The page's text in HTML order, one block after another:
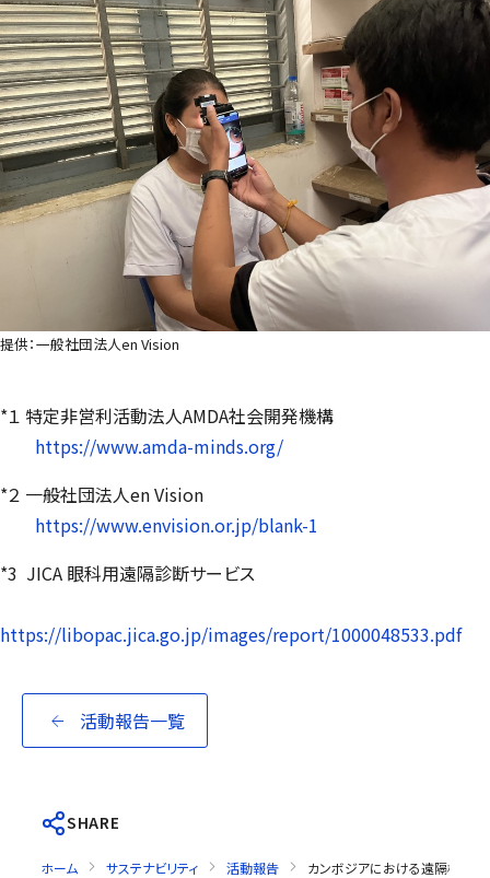
提供：一般社団法人en Vision
*１ 特定非営利活動法人AMDA社会開発機構
https://www.amda-minds.org/
*２ 一般社団法人en Vision
https://www.envision.or.jp/blank-1
*3 JICA 眼科用遠隔診断サービス
https://libopac.jica.go.jp/images/report/1000048533.pdf
活動報告一覧
SHARE
ホーム サステナビリティ 活動報告
カンボジアにおける遠隔検診